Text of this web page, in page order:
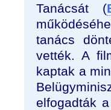
Tanácsát (
tanács
vették. A
kaptak a
elfogadták